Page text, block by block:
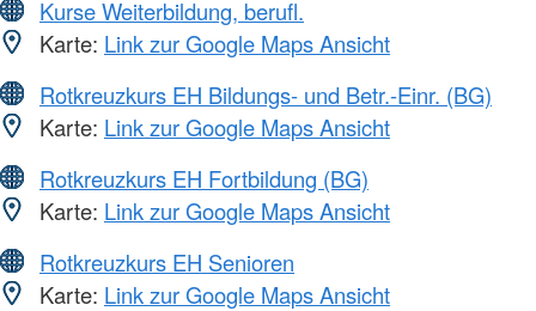
Kurse Weiterbildung, berufl.
Karte: Link zur Google Maps Ansicht
Rotkreuzkurs EH Bildungs- und Betr.-Einr. (BG)
Karte: Link zur Google Maps Ansicht
Rotkreuzkurs EH Fortbildung (BG)
Karte: Link zur Google Maps Ansicht
Rotkreuzkurs EH Senioren
Karte: Link zur Google Maps Ansicht